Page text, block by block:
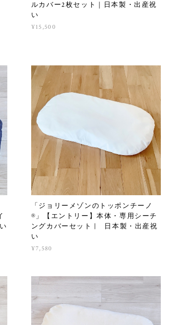
ルカバー2枚セット｜日本製・出産祝
い
¥15,500
「ジョリーメゾンのトッポンチーノ
®」【エントリー】本体・専用シーチ
ングカバーセット | 日本製・出産祝
い
¥7,580